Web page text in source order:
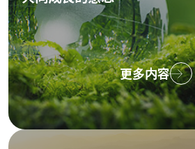
更多内容